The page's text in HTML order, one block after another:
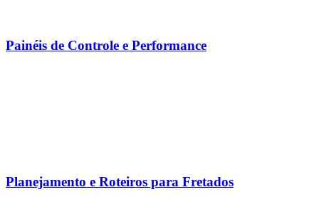
Painéis de Controle e Performance
Planejamento e Roteiros para Fretados